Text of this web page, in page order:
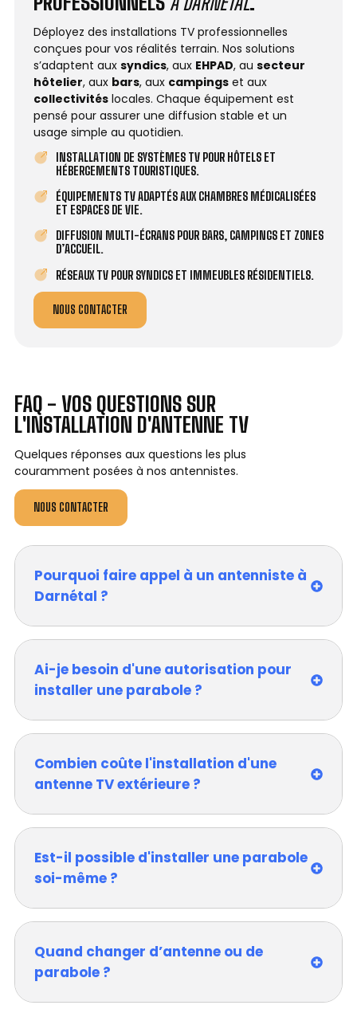
Déployez des installations TV professionnelles
conçues pour vos réalités terrain. Nos solutions
s’adaptent aux syndics, aux EHPAD, au secteur
hôtelier, aux bars, aux campings et aux
collectivités locales. Chaque équipement est
pensé pour assurer une diffusion stable et un
usage simple au quotidien.
INSTALLATION DE SYSTÈMES TV POUR HÔTELS ET
HÉBERGEMENTS TOURISTIQUES.
ÉQUIPEMENTS TV ADAPTÉS AUX CHAMBRES MÉDICALISÉES
ET ESPACES DE VIE.
DIFFUSION MULTI-ÉCRANS POUR BARS, CAMPINGS ET ZONES
D’ACCUEIL.
RÉSEAUX TV POUR SYNDICS ET IMMEUBLES RÉSIDENTIELS.
NOUS CONTACTER
FAQ - VOS QUESTIONS SUR
L'INSTALLATION D'ANTENNE TV
Quelques réponses aux questions les plus
couramment posées à nos antennistes.
NOUS CONTACTER
Pourquoi faire appel à un antenniste à
Darnétal ?
Ai-je besoin d'une autorisation pour
installer une parabole ?
Combien coûte l'installation d'une
antenne TV extérieure ?
Est-il possible d'installer une parabole
soi-même ?
Quand changer d’antenne ou de
parabole ?